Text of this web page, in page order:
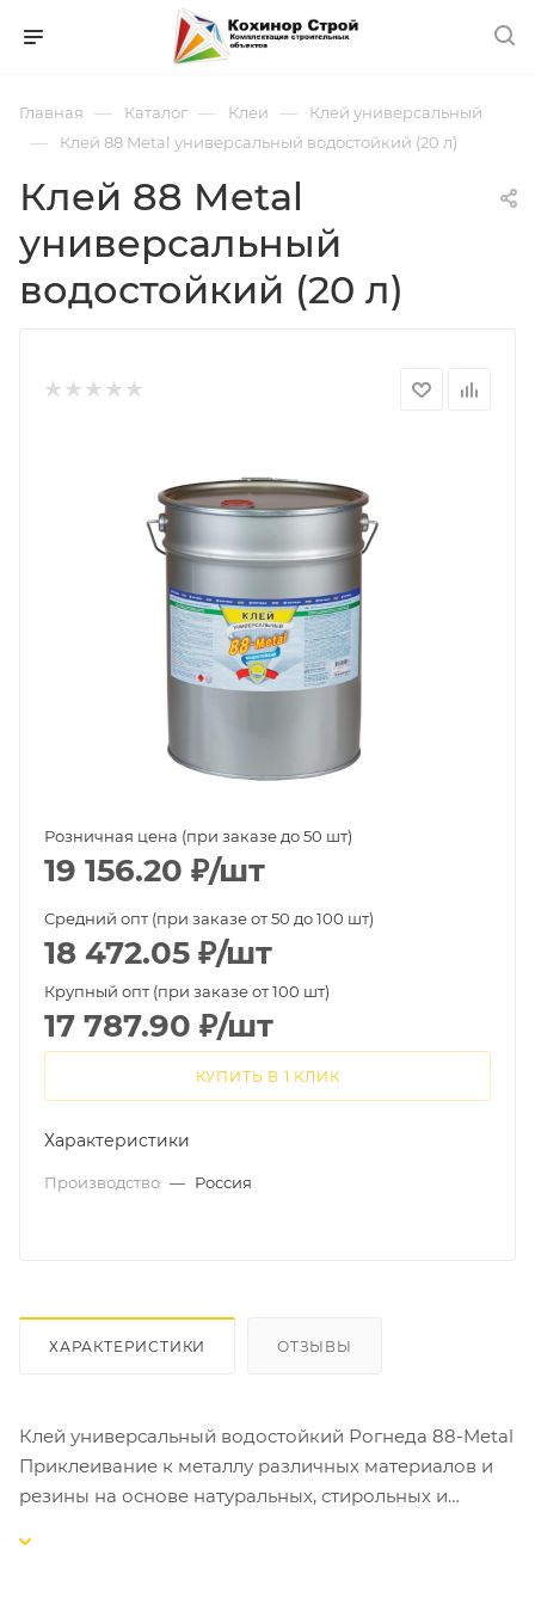
Главная — Каталог — Клеи — Клей универсальный
— Клей 88 Metal универсальный водостойкий (20 л)
Клей 88 Metal
универсальный
водостойкий (20 л)
Розничная цена (при заказе до 50 шт)
19 156.20 ₽/шт
Средний опт (при заказе от 50 до 100 шт)
18 472.05 ₽/шт
Крупный опт (при заказе от 100 шт)
17 787.90 ₽/шт
КУПИТЬ В 1 КЛИК
Характеристики
Производство — Россия
ХАРАКТЕРИСТИКИ ОТЗЫВЫ
Клей универсальный водостойкий Рогнеда 88-Metal
Приклеивание к металлу различных материалов и
резины на основе натуральных, стирольных и